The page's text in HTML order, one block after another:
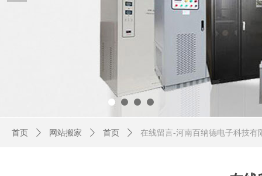
首页 ꄲ 网站搬家 ꄲ 首页 ꄲ 在线留言-河南百纳德电子科技有